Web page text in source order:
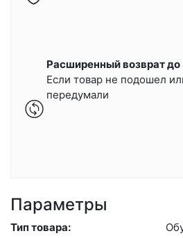
Расширенный возврат до
Если товар не подошел
передумали
Параметры
Тип товара: